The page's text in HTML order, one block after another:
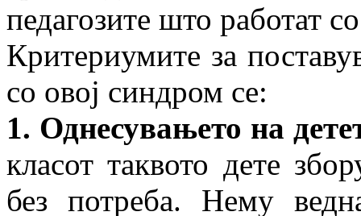
педагозите што работат
Критериумите за
со овој синдром се:
1. Однесувањето на
класот таквото дете
без потреба. Нему